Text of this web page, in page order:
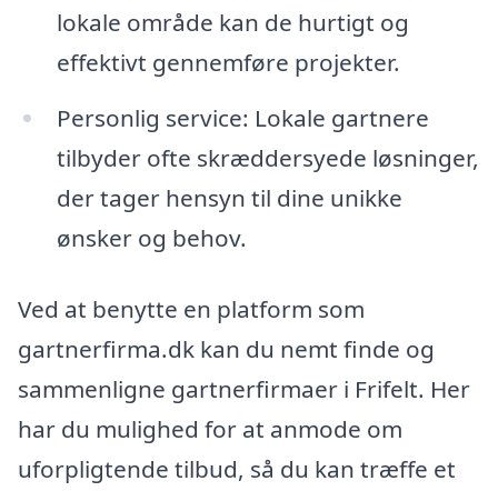
lokale område kan de hurtigt og
effektivt gennemføre projekter.
Personlig service: Lokale gartnere
tilbyder ofte skræddersyede løsninger,
der tager hensyn til dine unikke
ønsker og behov.
Ved at benytte en platform som
gartnerfirma.dk kan du nemt finde og
sammenligne gartnerfirmaer i Frifelt. Her
har du mulighed for at anmode om
uforpligtende tilbud, så du kan træffe et